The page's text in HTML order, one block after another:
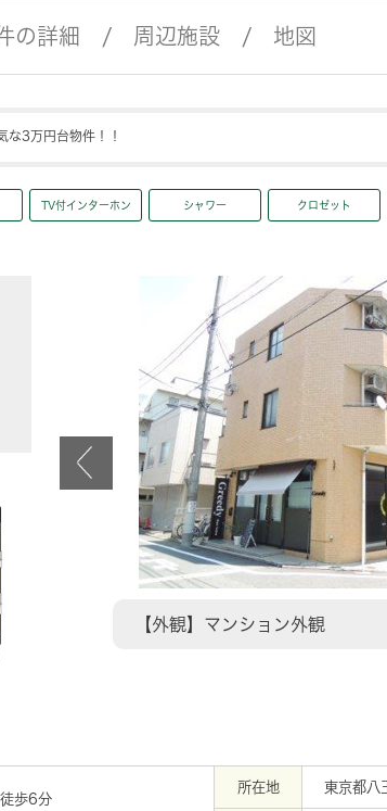
の詳細 周辺施設 地図
な3万円台物件！！
TV付インターホン シャワー クロゼット
【外観】マンション外観
歩6分
所在地 東京都八